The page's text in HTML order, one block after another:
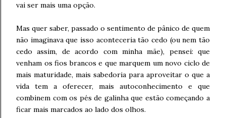
vai ser mais uma opção.
Mas quer saber, passado o sentimento de pânico de quem
não imaginava que isso aconteceria tão cedo (ou nem tão
cedo assim, de acordo com minha mãe), pensei: que
venham os fios brancos e que marquem um novo ciclo de
mais maturidade, mais sabedoria para aproveitar o que a
vida tem a oferecer, mais autoconhecimento e que
combinem com os pés de galinha que estão começando a
ficar mais marcados ao lado dos olhos.